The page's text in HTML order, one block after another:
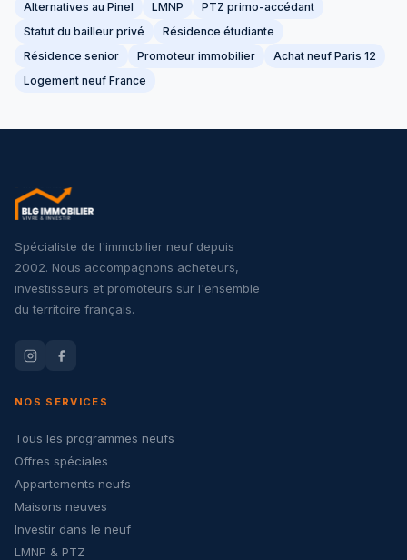
Alternatives au Pinel
LMNP
PTZ primo-accédant
Statut du bailleur privé
Résidence étudiante
Résidence senior
Promoteur immobilier
Achat neuf Paris 12
Logement neuf France
Spécialiste de l'immobilier neuf depuis
2002. Nous accompagnons acheteurs,
investisseurs et promoteurs sur l'ensemble
du territoire français.
NOS SERVICES
Tous les programmes neufs
Offres spéciales
Appartements neufs
Maisons neuves
Investir dans le neuf
LMNP & PTZ